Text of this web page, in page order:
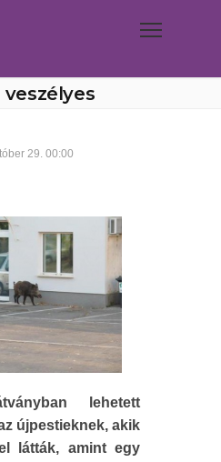
29. 00:00
lehetett
újpestieknek, akik
látták, amint egy